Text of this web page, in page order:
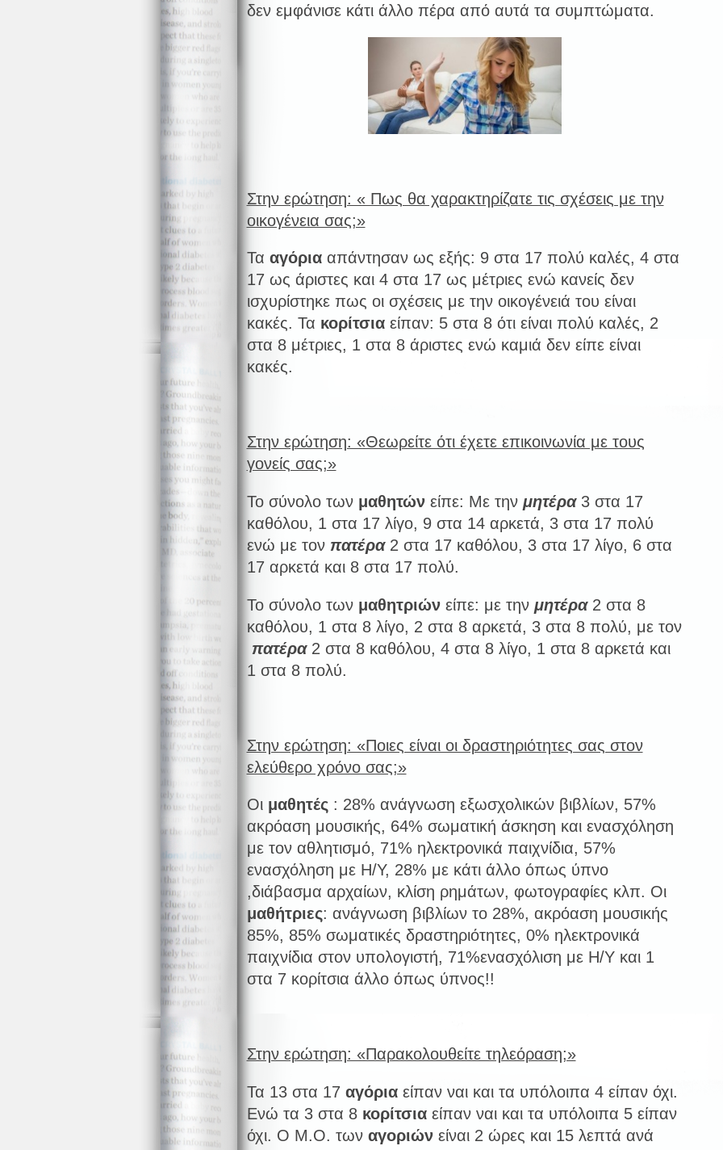
δεν εμφάνισε κάτι άλλο πέρα από αυτά τα συμπτώματα.
Στην ερώτηση: « Πως θα χαρακτηρίζατε τις σχέσεις με την
οικογένεια σας;»
Τα αγόριααπάντησαν ως εξής: 9 στα 17 πολύ καλές, 4 στα
17 ως άριστες και 4 στα 17 ως μέτριες ενώ κανείς δεν
ισχυρίστηκε πως οι σχέσεις με την οικογένειά του είναι
κακές. Τα κορίτσιαείπαν: 5 στα 8 ότι είναι πολύ καλές, 2
στα 8 μέτριες, 1 στα 8 άριστες ενώ καμιά δεν είπε είναι
κακές.
Στην ερώτηση: «Θεωρείτε ότι έχετε επικοινωνία με τους
γονείς σας;»
Το σύνολο των μαθητώνείπε: Με την μητέρα3 στα 17
καθόλου, 1 στα 17 λίγο, 9 στα 14 αρκετά, 3 στα 17 πολύ
ενώ με τον πατέρα2 στα 17 καθόλου, 3 στα 17 λίγο, 6 στα
17 αρκετά και 8 στα 17 πολύ.
Το σύνολο των μαθητριώνείπε: με την μητέρα2 στα 8
καθόλου, 1 στα 8 λίγο, 2 στα 8 αρκετά, 3 στα 8 πολύ, με τον
πατέρα2 στα 8 καθόλου, 4 στα 8 λίγο, 1 στα 8 αρκετά και
1 στα 8 πολύ.
Στην ερώτηση: «Ποιες είναι οι δραστηριότητες σας στον
ελεύθερο χρόνο σας;»
Οι μαθητές: 28% ανάγνωση εξωσχολικών βιβλίων, 57%
ακρόαση μουσικής, 64% σωματική άσκηση και ενασχόληση
με τον αθλητισμό, 71% ηλεκτρονικά παιχνίδια, 57%
ενασχόληση με Η/Υ, 28% με κάτι άλλο όπως ύπνο
,διάβασμα αρχαίων, κλίση ρημάτων, φωτογραφίες κλπ. Οι
μαθήτριες: ανάγνωση βιβλίων το 28%, ακρόαση μουσικής
85%, 85% σωματικές δραστηριότητες, 0% ηλεκτρονικά
παιχνίδια στον υπολογιστή, 71%ενασχόλιση με Η/Υ και 1
στα 7 κορίτσια άλλο όπως ύπνος!!
Στην ερώτηση: «Παρακολουθείτε τηλεόραση;»
Τα 13 στα 17 αγόριαείπαν ναι και τα υπόλοιπα 4 είπαν όχι.
Ενώ τα 3 στα 8 κορίτσιαείπαν ναι και τα υπόλοιπα 5 είπαν
όχι. Ο Μ.Ο. των αγοριώνείναι 2 ώρες και 15 λεπτά ανά